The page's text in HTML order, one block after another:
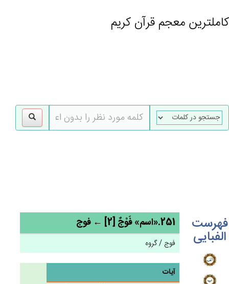
کاملترین معجم قرآن کریم
فهرست
الفبایی
251.«اسم» فَوْج‌ٌ [2] ← فوج
فوج / گروه
آیات